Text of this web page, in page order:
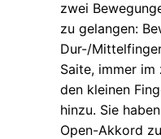
zwei
zu gelangen:
Dur-/
Saite, immer im
den kleinen
hinzu. Sie
Open-Akkord